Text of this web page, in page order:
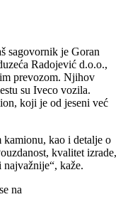
sagovornik je Goran
Radojević d.o.o.,
prevozom. Njihov
su Iveco vozila.
koji je od jeseni već
kao i detalje o
kvalitet izrade,
kaže.
na